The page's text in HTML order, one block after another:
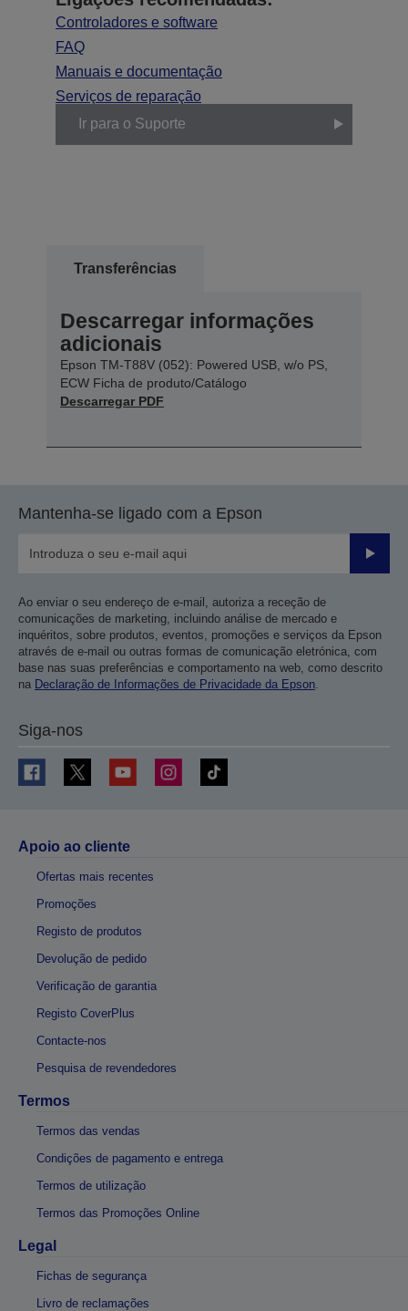
Controladores e software
FAQ
Manuais e documentação
Serviços de reparação
Ir para o Suporte
Transferências
Descarregar informações
adicionais
Epson TM-T88V (052): Powered USB, w/o PS,
ECW Ficha de produto/Catálogo
Descarregar PDF
Mantenha-se ligado com a Epson
Enviar
Ao enviar o seu endereço de e-mail, autoriza a receção de
comunicações de marketing, incluindo análise de mercado e
inquéritos, sobre produtos, eventos, promoções e serviços da Epson
através de e-mail ou outras formas de comunicação eletrónica, com
base nas suas preferências e comportamento na web, como descrito
na Declaração de Informações de Privacidade da Epson
Siga-nos
Apoio ao cliente
Ofertas mais recentes
Promoções
Registo de produtos
Devolução de pedido
Verificação de garantia
Registo CoverPlus
Contacte-nos
Pesquisa de revendedores
Termos
Termos das vendas
Condições de pagamento e entrega
Termos de utilização
Termos das Promoções Online
Legal
Fichas de segurança
Livro de reclamações